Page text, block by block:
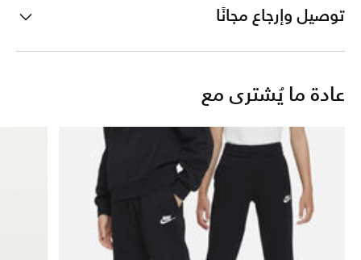
توصيل وإرجاع مجانًا
عادة ما يُشترى مع